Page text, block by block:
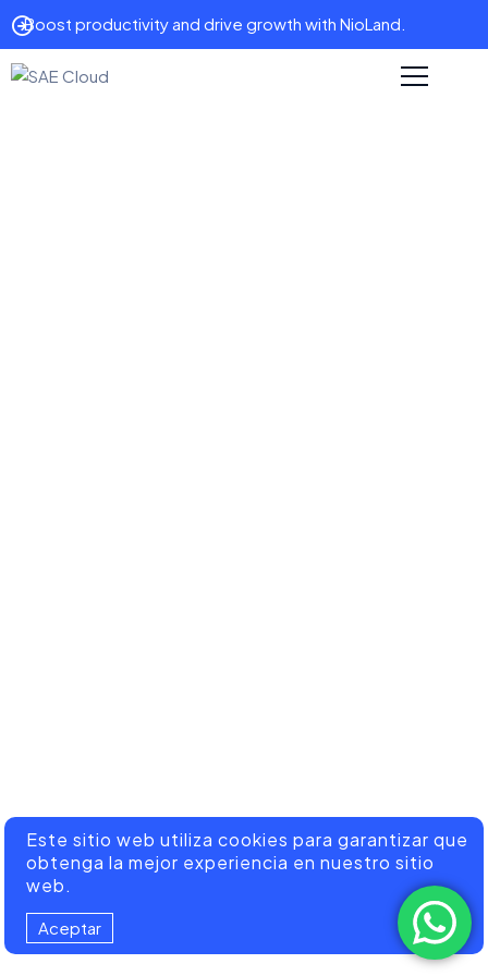
Boost productivity and drive growth with NioLand.
Este sitio web utiliza cookies para garantizar que
obtenga la mejor experiencia en nuestro sitio
web.
Aceptar